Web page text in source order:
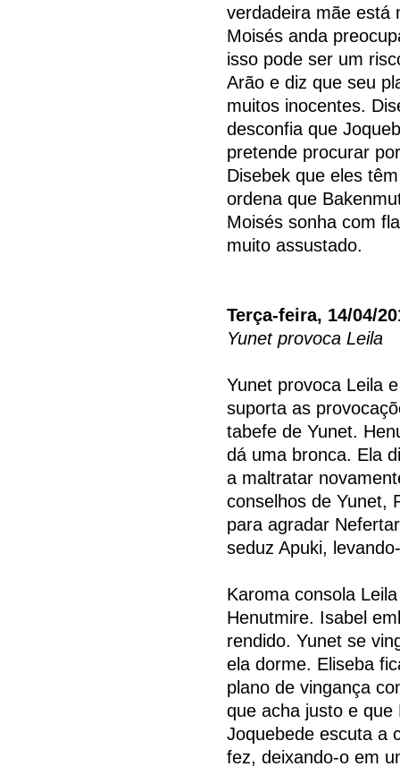
verdadeira mãe está
Moisés anda
isso pode ser um
Arão e diz que seu
muitos inocentes.
desconfia que
pretende procurar
Disebek que eles
ordena que
Moisés sonha com
muito assustado.
Terça-feira, 14/04/
Yunet provoca Leila
Yunet provoca Leila
suporta as
tabefe de Yunet.
dá uma bronca. Ela
a maltratar
conselhos de Yunet,
para agradar
seduz Apuki,
Karoma consola
Henutmire. Isabel
rendido. Yunet se
ela dorme. Eliseba
plano de vingança
que acha justo e
Joquebede escuta a
fez, deixando-o em